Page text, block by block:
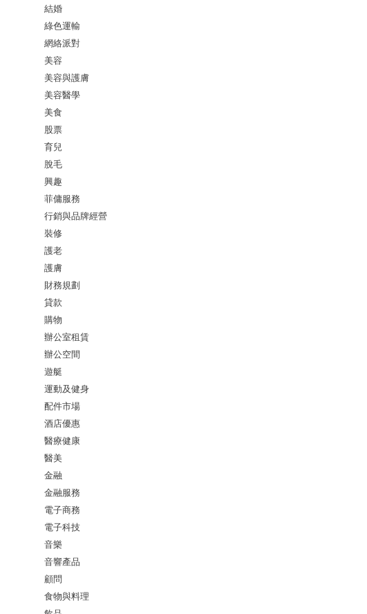
結婚
綠色運輸
網絡派對
美容
美容與護膚
美容醫學
美食
股票
育兒
脫毛
興趣
菲傭服務
行銷與品牌經營
裝修
護老
護膚
財務規劃
貸款
購物
辦公室租賃
辦公空間
遊艇
運動及健身
配件市場
酒店優惠
醫療健康
醫美
金融
金融服務
電子商務
電子科技
音樂
音響產品
顧問
食物與料理